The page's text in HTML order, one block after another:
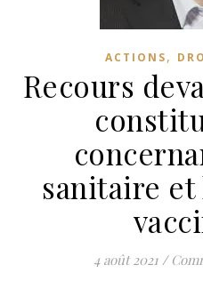
ACTIONS,
Recours
sanitaire et
4 août 2021 /